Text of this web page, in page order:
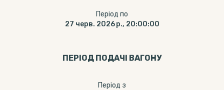
Період по
27 черв. 2026 р., 20:00:00
ПЕРІОД ПОДАЧІ ВАГОНУ
Період з